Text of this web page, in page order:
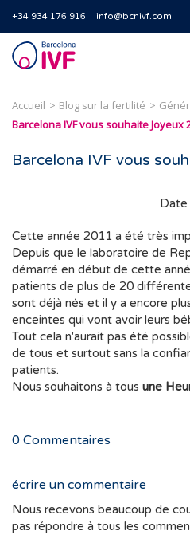
+34 934 176 916 info@bcnivf.com
Barcelona
IVF
Accueil Blog sur la fertilité
Barcelona IVF vous souhaite Joyeux
Barcelona IVF vous
Cette année 2011 a été très
Depuis que le laboratoire de
démarré en début de cette
patients de plus de 20
sont déjà nés et il y a encore
enceintes qui vont avoir leurs
Tout cela n'aurait pas été
de tous et surtout sans la
patients.
Nous souhaitons à tous une
0 Commentaires
écrire un commentaire
Nous recevons beaucoup de
pas répondre à tous les